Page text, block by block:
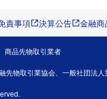
責事項 決算公告 金融
商品先物取引業者
先物取引業協会、一般社団法